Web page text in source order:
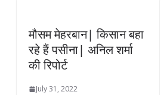
मौसम मेहरबान| किसान बहा
रहे हैं पसीना| अनिल शर्मा
की रिपोर्ट
July 31, 2022